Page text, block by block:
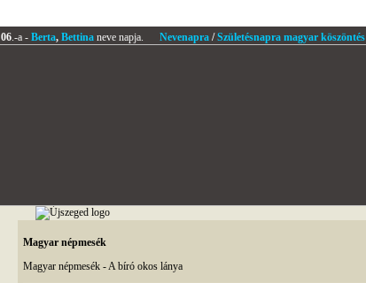
06.-a - Berta, Bettinaneve napja. Nevenapra/Születésnapra magyar köszöntés
Magyar népmesék
Magyar népmesék - A bíró okos lánya